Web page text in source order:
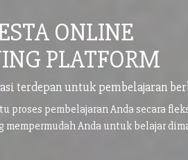
ONLINE
PLATFORM
terdepan untuk pembelajaran
proses pembelajaran Anda secara
mempermudah Anda untuk belajar